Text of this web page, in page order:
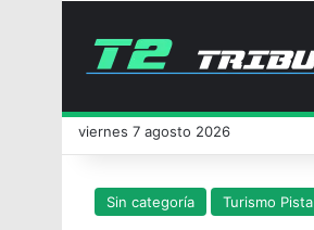
viernes 7 agosto 2026
Sin categoría Turismo Pista